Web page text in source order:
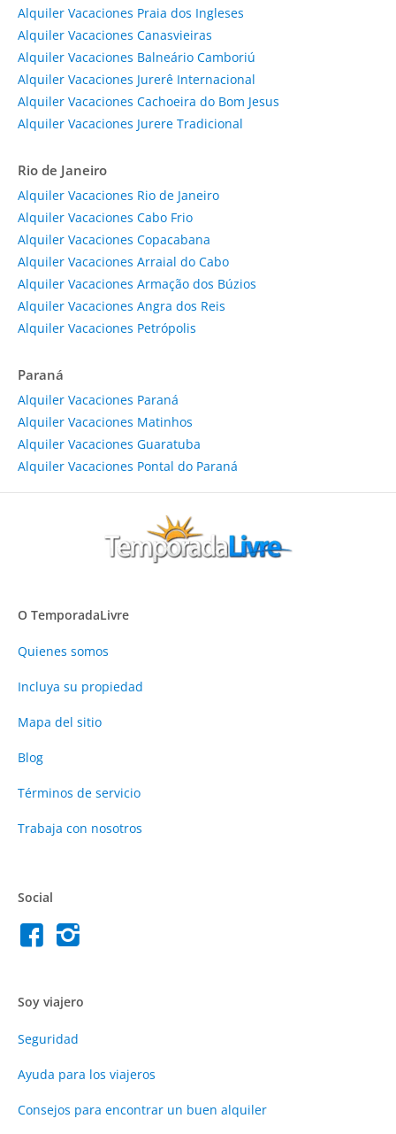
Alquiler Vacaciones Praia dos Ingleses
Alquiler Vacaciones Canasvieiras
Alquiler Vacaciones Balneário Camboriú
Alquiler Vacaciones Jurerê Internacional
Alquiler Vacaciones Cachoeira do Bom Jesus
Alquiler Vacaciones Jurere Tradicional
Rio de Janeiro
Alquiler Vacaciones Rio de Janeiro
Alquiler Vacaciones Cabo Frio
Alquiler Vacaciones Copacabana
Alquiler Vacaciones Arraial do Cabo
Alquiler Vacaciones Armação dos Búzios
Alquiler Vacaciones Angra dos Reis
Alquiler Vacaciones Petrópolis
Paraná
Alquiler Vacaciones Paraná
Alquiler Vacaciones Matinhos
Alquiler Vacaciones Guaratuba
Alquiler Vacaciones Pontal do Paraná
O TemporadaLivre
Quienes somos
Incluya su propiedad
Mapa del sitio
Blog
Términos de servicio
Trabaja con nosotros
Social
Soy viajero
Seguridad
Ayuda para los viajeros
Consejos para encontrar un buen alquiler